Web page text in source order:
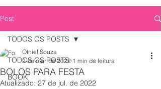
Post
TODOS OS POSTS
BOOK
TODOS OS POSTS
BOLOS PARA FESTA
Otniel Souza
2 de mar. de 2022 1 min de leitura
Atualizado: 27 de jul. de 2022